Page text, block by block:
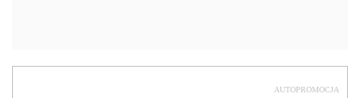
AUTOPROMOCJA